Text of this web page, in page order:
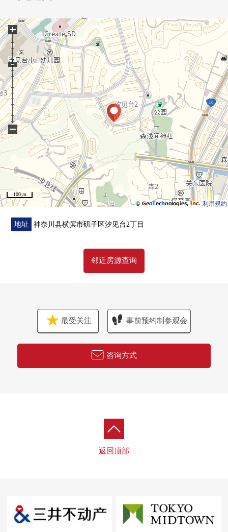
■ 比负责人━━━━━━━━━━━━━━━・・・・・
也把周围房源合起来，不仅周边环境以及设施的向导而
且，能介绍。
另外，买房时的各项费用，住宅贷款(月的偿还例)，
因为也接受资金计划的需讨论当有了兴趣所以的时候在
下方，
请比"咨询"或者"预约参观"更询问。
因为也受理在电话的需讨论所以，
请到免费热线"0120-854-254"随便询问。
考虑隐私的包房的会客空间，
小孩角、尿布替换空白也准备了。
带领小的孩子的来店是欢迎。
在驾车前来的时候，请使用mioka的停车场。
正交停车场服务券。
恭候您的光临。
利用規約
100 m
+
−
地址 神奈川县横滨市矶子区汐见台2丁目
邻近房源查询
最受关注 事前预约制参观会
咨询方式
返回顶部